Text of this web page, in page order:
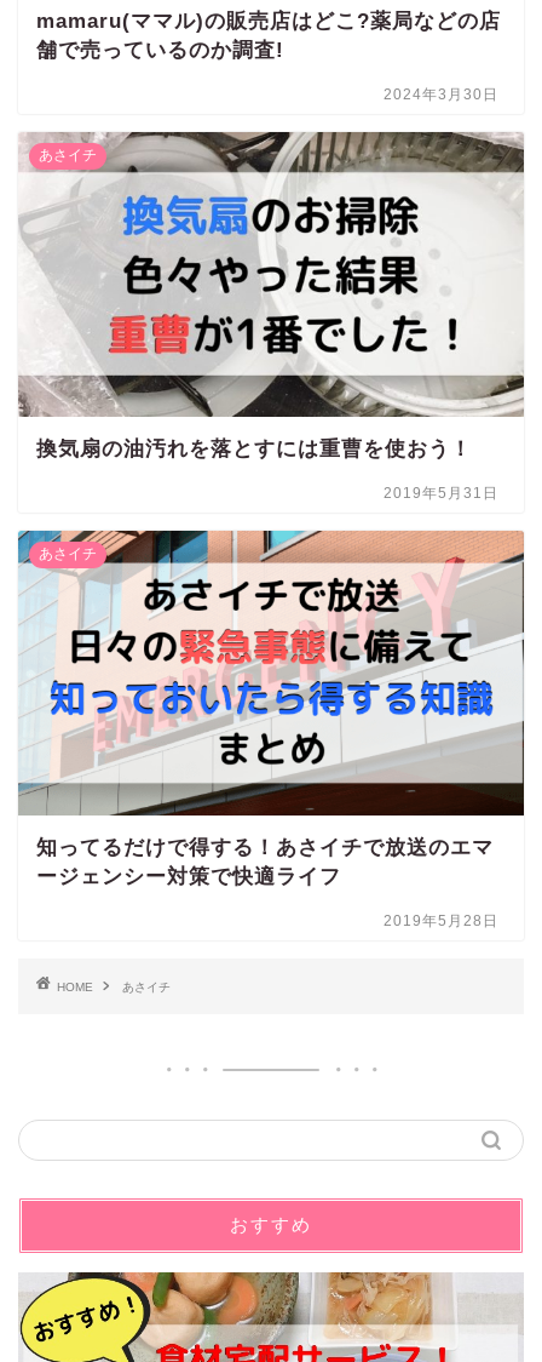
mamaru(ママル)の販売店はどこ?薬局などの店
舗で売っているのか調査!
2024年3月30日
あさイチ
換気扇の油汚れを落とすには重曹を使おう！
2019年5月31日
あさイチ
知ってるだけで得する！あさイチで放送のエマ
ージェンシー対策で快適ライフ
2019年5月28日
HOME あさイチ
おすすめ